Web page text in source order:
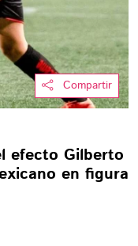
Compartir
efecto Gilberto
en figura